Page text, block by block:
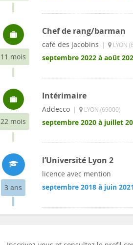
11 mois
Chef de rang/barman
café des jacobins | LYON
septembre 2022 à août
22 mois
Intérimaire
Addecco | LYON (69000)
septembre 2020 à juillet
3 ans
l’Université Lyon 2
licence avec mention
septembre 2018 à juin 2021